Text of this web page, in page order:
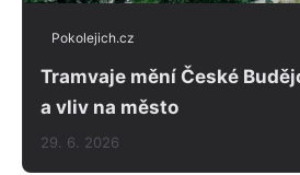
Pokolejich.cz
Tramvaje mění České
a vliv na město
29. 6. 2026